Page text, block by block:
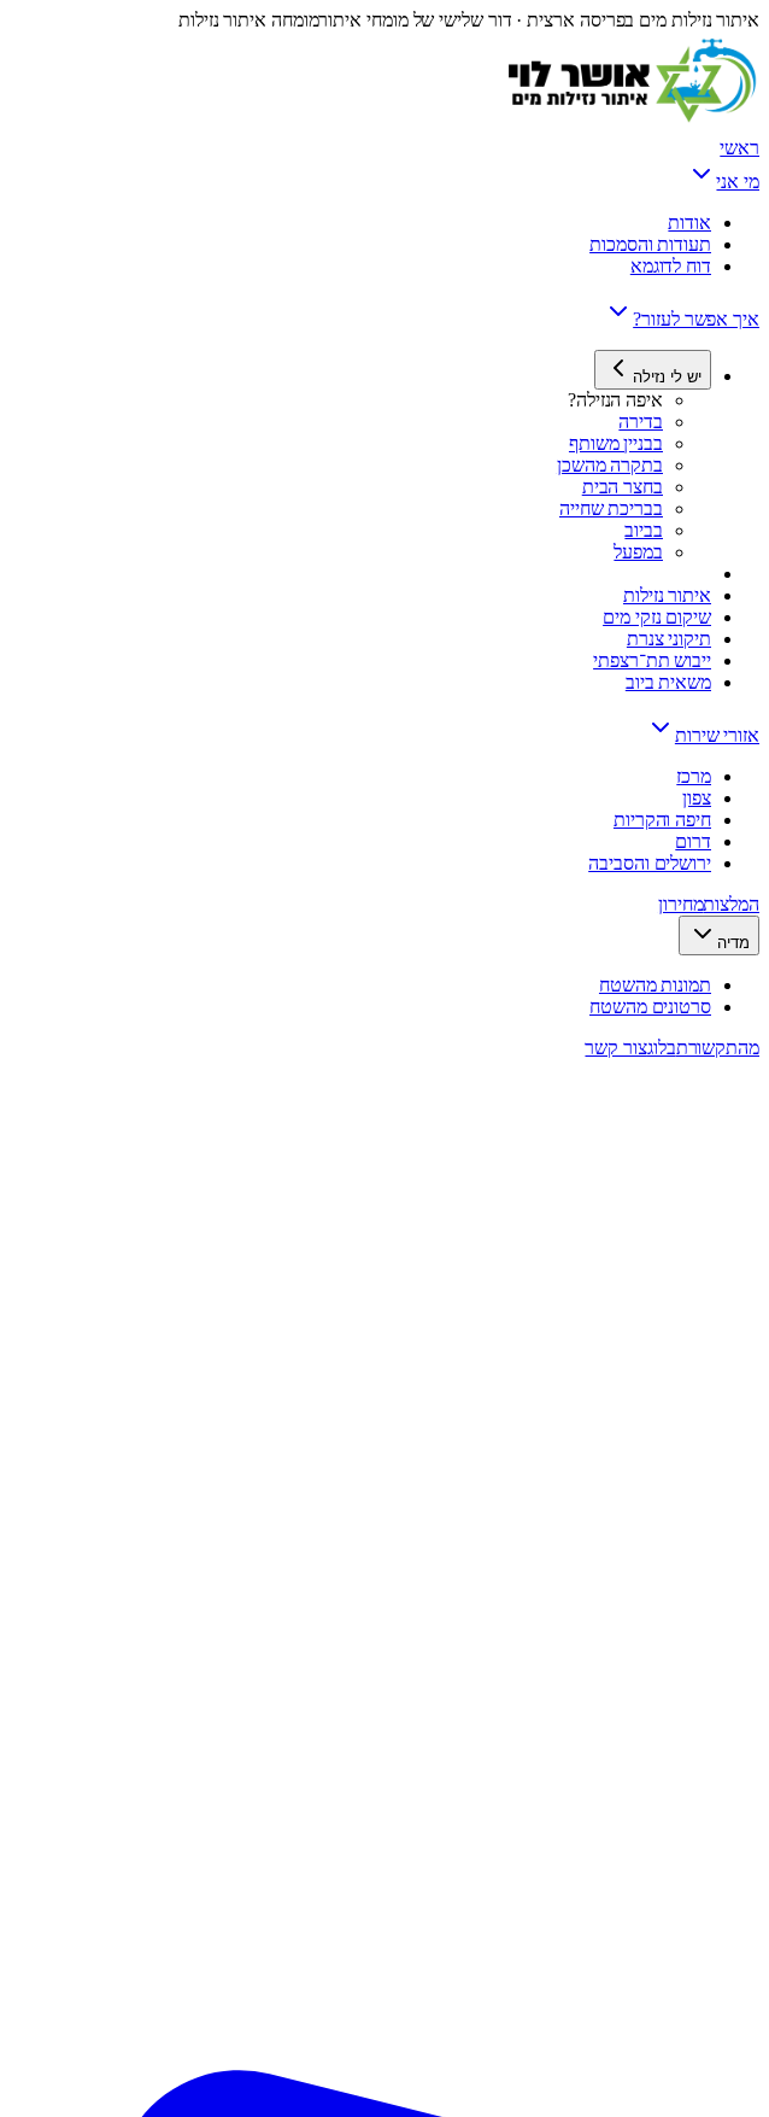
איתור נזילות מים בפריסה ארצית · דור שלישי של מומחי איתורמומחה איתור נזילות
ראשי
מי אני
אודות
תעודות והסמכות
דוח לדוגמא
איך אפשר לעזור?
יש לי נזילה
איפה הנזילה?
בדירה
בבניין משותף
בתקרה מהשכן
בחצר הבית
בבריכת שחייה
בביוב
במפעל
איתור נזילות
שיקום נזקי מים
תיקוני צנרת
ייבוש תת־רצפתי
משאית ביוב
אזורי שירות
מרכז
צפון
חיפה והקריות
דרום
ירושלים והסביבה
המלצותמחירון
מדיה
תמונות מהשטח
סרטונים מהשטח
מהתקשורתבלוגצור קשר